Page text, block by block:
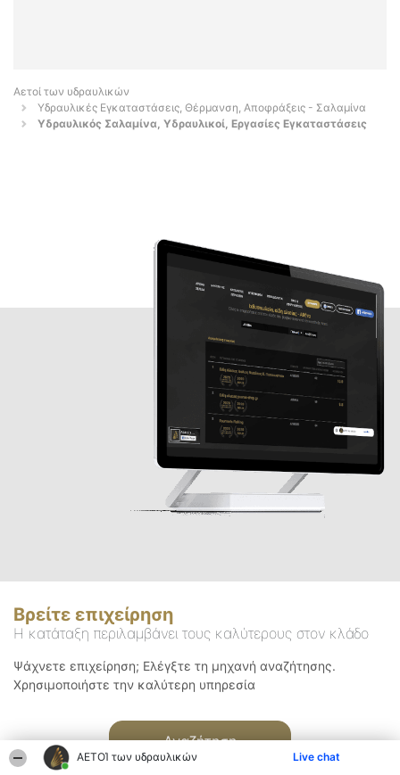
ΑΕΤΟΊ των υδραυλικών Live chat
Αετοί των υδραυλικών
Υδραυλικές Εγκαταστάσεις, Θέρμανση, Αποφράξεις - Σαλαμίνα
Υδραυλικός Σαλαμίνα, Υδραυλικοί, Εργασίες Εγκαταστάσεις
Βρείτε επιχείρηση
Η κατάταξη περιλαμβάνει τους καλύτερους στον κλάδο
Ψάχνετε επιχείρηση; Ελέγξτε τη μηχανή αναζήτησης.
Χρησιμοποιήστε την καλύτερη υπηρεσία
Αναζήτηση